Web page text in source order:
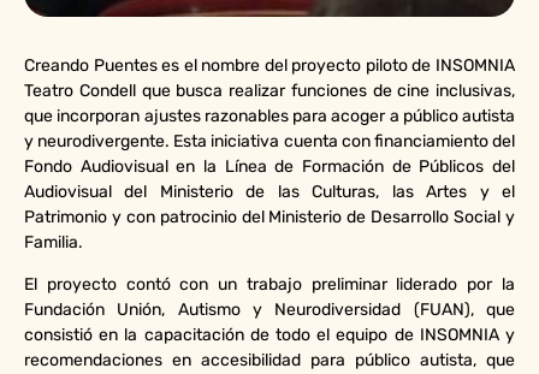
Creando Puentes es el nombre del proyecto piloto de INSOMNIA
Teatro Condell que busca realizar funciones de cine inclusivas,
que incorporan ajustes razonables para acoger a público autista
y neurodivergente. Esta iniciativa cuenta con financiamiento del
Fondo Audiovisual en la Línea de Formación de Públicos del
Audiovisual del Ministerio de las Culturas, las Artes y el
Patrimonio y con patrocinio del Ministerio de Desarrollo Social y
Familia.
El proyecto contó con un trabajo preliminar liderado por la
Fundación Unión, Autismo y Neurodiversidad (FUAN), que
consistió en la capacitación de todo el equipo de INSOMNIA y
recomendaciones en accesibilidad para público autista, que